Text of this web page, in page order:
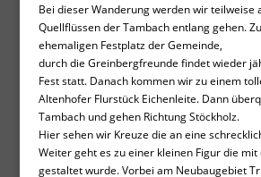
Bei dieser Wanderung werden wir teilweise
Quellflüssen der Tambach entlang gehen.
ehemaligen Festplatz der Gemeinde,
durch die Greinbergfreunde findet wieder
Fest statt. Danach kommen wir zu einem
Altenhofer Flurstück Eichenleite. Dann
Tambach und gehen Richtung Stöckholz.
Hier sehen wir Kreuze die an eine
Weiter geht es zu einer kleinen Figur die mit
gestaltet wurde. Vorbei am Neubaugebiet